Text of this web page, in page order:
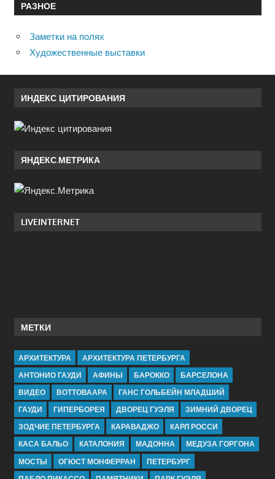
РАЗНОЕ
Заметки на полях
Художественные выставки
ИНДЕКС ЦИТИРОВАНИЯ
ЯНДЕКС.МЕТРИКА
LIVEINTERNET
МЕТКИ
АРХИТЕКТУРА
АРХИТЕКТУРА ПЕТЕРБУРГА
АНТОНИО ГАУДИ
АФИНЫ БАРОККО
БАРСЕЛОНА
ВИДЕО
ВОТТОВААРА
ГАНС ГОЛЬБЕЙН МЛАДШИЙ
ГАУДИ
ГИПЕРБОРЕЯ ДВОРЕЦ ГУЭЛЯ
ЗИМНИЙ ДВОРЕЦ
ЗОДЧИЕ ПЕТЕРБУРГА
КАРАВАДЖО
КАРЛ РОССИ
КАСА БАЛЬО
КАТАЛОНИЯ МАДОННА
МЕДУЗА ГОРГОНА
МОСТЫ
ОГЮСТ МОНФЕРРАН
ПЕТЕРБУРГ